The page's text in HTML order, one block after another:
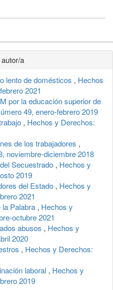
a
lento de domésticos , Hechos
2021
por la educación superior de
49, enero-febrero 2019
, Hechos y Derechos:
de los trabajadores ,
noviembre-diciembre 2018
Secuestrado , Hechos y
2019
del Estado , Hechos y
2021
la Palabra , Hechos y
octubre 2021
abusos , Hechos y
2020
, Hechos y Derechos:
laboral , Hechos y
2019